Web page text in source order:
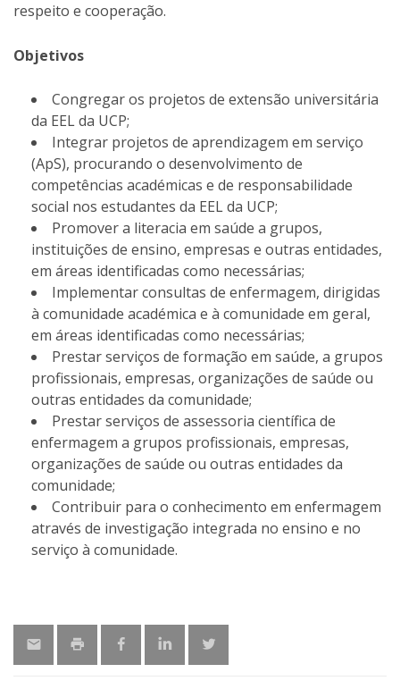
respeito e cooperação.
Objetivos
Congregar os projetos de extensão universitária
da EEL da UCP;
Integrar projetos de aprendizagem em serviço
(ApS), procurando o desenvolvimento de
competências académicas e de responsabilidade
social nos estudantes da EEL da UCP;
Promover a literacia em saúde a grupos,
instituições de ensino, empresas e outras entidades,
em áreas identificadas como necessárias;
Implementar consultas de enfermagem, dirigidas
à comunidade académica e à comunidade em geral,
em áreas identificadas como necessárias;
Prestar serviços de formação em saúde, a grupos
profissionais, empresas, organizações de saúde ou
outras entidades da comunidade;
Prestar serviços de assessoria científica de
enfermagem a grupos profissionais, empresas,
organizações de saúde ou outras entidades da
comunidade;
Contribuir para o conhecimento em enfermagem
através de investigação integrada no ensino e no
serviço à comunidade.